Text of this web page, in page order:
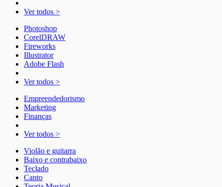
Ver todos >
Photoshop
CorelDRAW
Fireworks
Illustrator
Adobe Flash
Ver todos >
Empreendedorismo
Marketing
Finanças
Ver todos >
Violão e guitarra
Baixo e contrabaixo
Teclado
Canto